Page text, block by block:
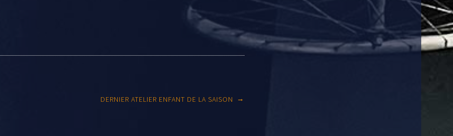
DERNIER ATELIER ENFANT DE LA SAISON →